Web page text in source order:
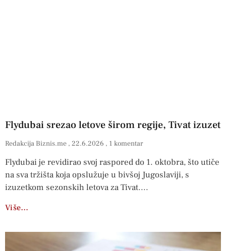
Flydubai srezao letove širom regije, Tivat izuzet
Redakcija Biznis.me 22.6.2026 1 komentar
Flydubai je revidirao svoj raspored do 1. oktobra, što utiče
na sva tržišta koja opslužuje u bivšoj Jugoslaviji, s
izuzetkom sezonskih letova za Tivat.
Više…